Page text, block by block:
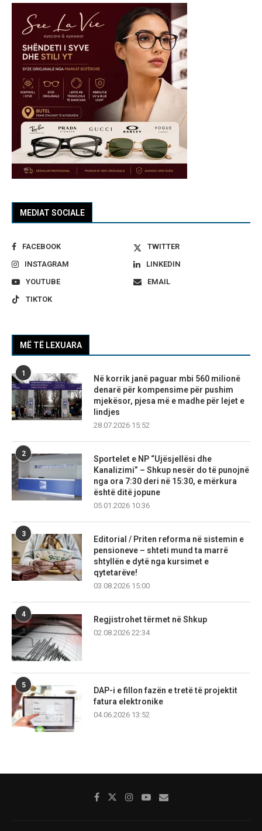
MEDIAT SOCIALE
FACEBOOK
TWITTER
INSTAGRAM
LINKEDIN
YOUTUBE
EMAIL
TIKTOK
MË TË LEXUARA
1
Në korrik janë paguar mbi 560 milionë
denarë për kompensime për pushim
mjekësor, pjesa më e madhe për lejet e
lindjes
28.07.2026 15:52
2
Sportelet e NP “Ujësjellësi dhe
Kanalizimi” – Shkup nesër do të punojnë
nga ora 7:30 deri në 15:30, e mërkura
është ditë jopune
05.01.2026 10:36
3
Editorial / Priten reforma në sistemin e
pensioneve – shteti mund ta marrë
shtyllën e dytë nga kursimet e
qytetarëve!
03.08.2026 15:00
4
Regjistrohet tërmet në Shkup
02.08.2026 22:34
5
DAP-i e fillon fazën e tretë të projektit
fatura elektronike
04.06.2026 13:52